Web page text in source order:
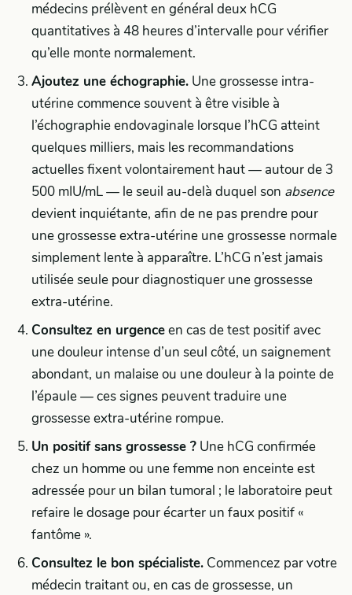
médecins prélèvent en général deux hCG
quantitatives à 48 heures d’intervalle pour vérifier
qu’elle monte normalement.
Ajoutez une échographie. Une grossesse intra-
utérine commence souvent à être visible à
l’échographie endovaginale lorsque l’hCG atteint
quelques milliers, mais les recommandations
actuelles fixent volontairement haut — autour de 3
500 mIU/mL — le seuil au-delà duquel son absence
devient inquiétante, afin de ne pas prendre pour
une grossesse extra-utérine une grossesse normale
simplement lente à apparaître. L’hCG n’est jamais
utilisée seule pour diagnostiquer une grossesse
extra-utérine.
Consultez en urgenceen cas de test positif avec
une douleur intense d’un seul côté, un saignement
abondant, un malaise ou une douleur à la pointe de
l’épaule — ces signes peuvent traduire une
grossesse extra-utérine rompue.
Un positif sans grossesse ? Une hCG confirmée
chez un homme ou une femme non enceinte est
adressée pour un bilan tumoral ; le laboratoire peut
refaire le dosage pour écarter un faux positif «
fantôme ».
Consultez le bon spécialiste. Commencez par votre
médecin traitant ou, en cas de grossesse, un